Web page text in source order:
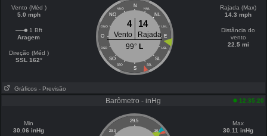
Vento (Méd )
5.0 mph
1 Bft
Aragem
Direção (Méd )
SSL 162°
N
NNO NNL
NO NL
ONO LNL
O E
OSO LSL
SO SL
SSO SSL
S
4 14
Vento
Rajada
99° L
Rajada (Max)
14.3 mph
Distância do
vento
22.5 mi
Gráficos - Previsão
Barômetro - inHg 12:35:20
Min
30.06 inHg
29.5
29.0 30.0
Max
30.11 inHg